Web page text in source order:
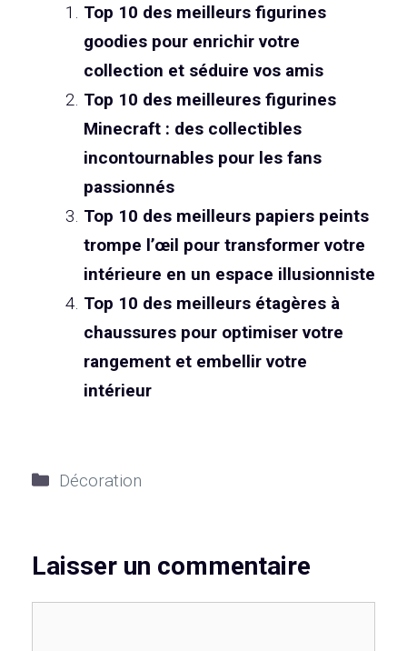
Top 10 des meilleurs figurines
goodies pour enrichir votre
collection et séduire vos amis
Top 10 des meilleures figurines
Minecraft : des collectibles
incontournables pour les fans
passionnés
Top 10 des meilleurs papiers peints
trompe l’œil pour transformer votre
intérieure en un espace illusionniste
Top 10 des meilleurs étagères à
chaussures pour optimiser votre
rangement et embellir votre
intérieur
Catégories
Décoration
Laisser un commentaire